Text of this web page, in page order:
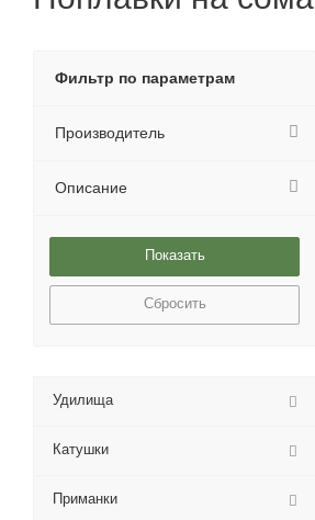
Фильтр по параметрам
Производитель
Описание
Сбросить
Удилища
Катушки
Приманки